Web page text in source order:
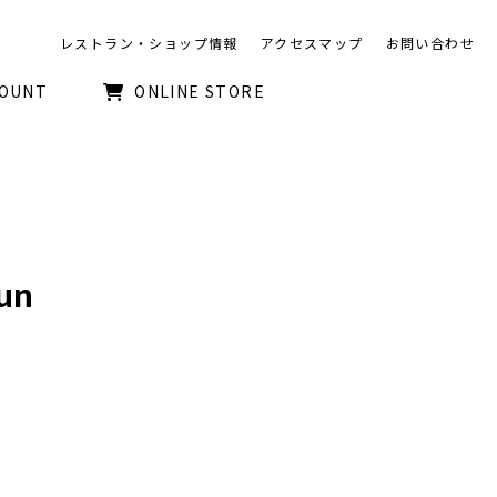
レストラン・ショップ情報 アクセスマップ お問い合わせ
ONLINE STORE